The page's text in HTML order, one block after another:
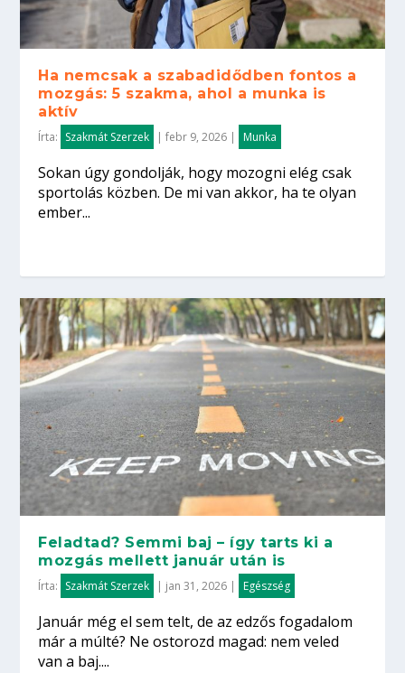
Ha nemcsak a szabadidődben fontos a
mozgás: 5 szakma, ahol a munka is
aktív
Írta: Szakmát Szerzek |febr 9, 2026 | Munka
Sokan úgy gondolják, hogy mozogni elég csak
sportolás közben. De mi van akkor, ha te olyan
ember...
Feladtad? Semmi baj – így tarts ki a
mozgás mellett január után is
Írta: Szakmát Szerzek | jan 31, 2026 | Egészség
Január még el sem telt, de az edzős fogadalom
már a múlté? Ne ostorozd magad: nem veled
van a baj....